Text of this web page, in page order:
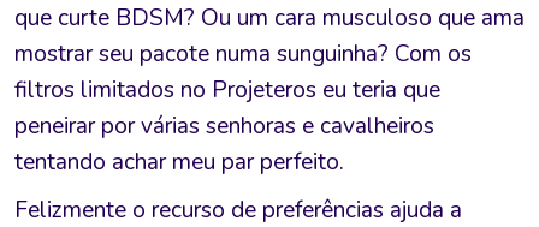
que curte BDSM? Ou um cara musculoso que ama
mostrar seu pacote numa sunguinha? Com os
filtros limitados no Projeteros eu teria que
peneirar por várias senhoras e cavalheiros
tentando achar meu par perfeito.
Felizmente o recurso de preferências ajuda a